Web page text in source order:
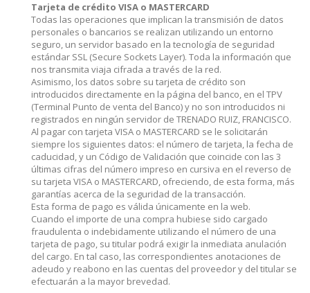
Tarjeta de crédito VISA o MASTERCARD
Todas las operaciones que implican la transmisión de datos
personales o bancarios se realizan utilizando un entorno
seguro, un servidor basado en la tecnología de seguridad
estándar SSL (Secure Sockets Layer). Toda la información que
nos transmita viaja cifrada a través de la red.
Asimismo, los datos sobre su tarjeta de crédito son
introducidos directamente en la página del banco, en el TPV
(Terminal Punto de venta del Banco) y no son introducidos ni
registrados en ningún servidor de TRENADO RUIZ, FRANCISCO.
Al pagar con tarjeta VISA o MASTERCARD se le solicitarán
siempre los siguientes datos: el número de tarjeta, la fecha de
caducidad, y un Código de Validación que coincide con las 3
últimas cifras del número impreso en cursiva en el reverso de
su tarjeta VISA o MASTERCARD, ofreciendo, de esta forma, más
garantías acerca de la seguridad de la transacción.
Esta forma de pago es válida únicamente en la web.
Cuando el importe de una compra hubiese sido cargado
fraudulenta o indebidamente utilizando el número de una
tarjeta de pago, su titular podrá exigir la inmediata anulación
del cargo. En tal caso, las correspondientes anotaciones de
adeudo y reabono en las cuentas del proveedor y del titular se
efectuarán a la mayor brevedad.